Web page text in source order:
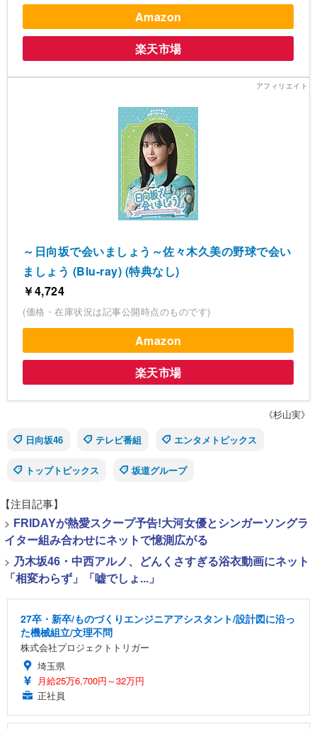
Amazon
楽天市場
～日向坂で会いましょう～佐々木久美の野球で会い
ましょう (Blu-ray) (特典なし)
￥4,724
(価格・在庫状況は記事公開時点のものです)
Amazon
楽天市場
《杉山実》
日向坂46
テレビ番組 エンタメトピックス
トップトピックス 坂道グループ
【注目記事】
> FRIDAYが熱愛スクープ予告!大河女優とシンガーソングラ
イター組み合わせにネットで憶測広がる
> 乃木坂46・中西アルノ、どんくさすぎる浴衣動画にネット
「相変わらず」「嘘でしょ...」
27卒・新卒/ものづくりエンジニアアシスタント/設計図に沿っ
た機械組立/文理不問
株式会社プロジェクトトリガー
埼玉県
月給25万6,700円～32万円
正社員